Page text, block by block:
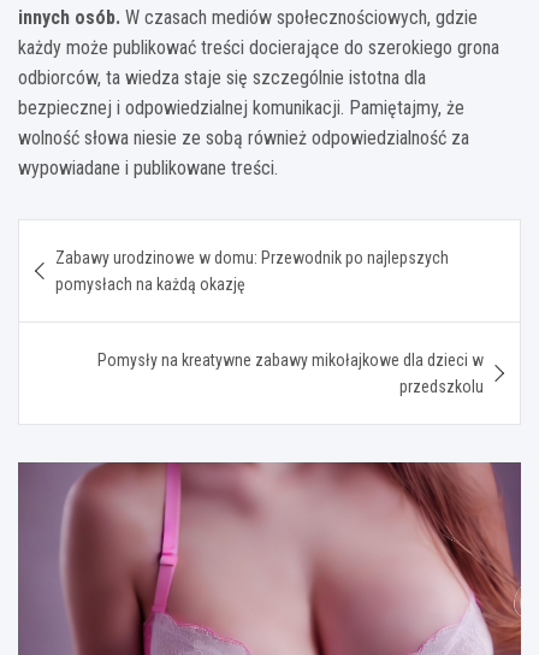
innych osób. W czasach mediów społecznościowych, gdzie
każdy może publikować treści docierające do szerokiego grona
odbiorców, ta wiedza staje się szczególnie istotna dla
bezpiecznej i odpowiedzialnej komunikacji. Pamiętajmy, że
wolność słowa niesie ze sobą również odpowiedzialność za
wypowiadane i publikowane treści.
wpisu
Zabawy urodzinowe w domu: Przewodnik po najlepszych
pomysłach na każdą okazję
Pomysły na kreatywne zabawy mikołajkowe dla dzieci w
przedszkolu